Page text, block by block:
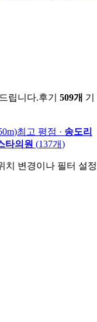
립니다.후기 509개 기
)최고 평점 · 송도리
타의원 (137개)
치 변경이나 필터 설정